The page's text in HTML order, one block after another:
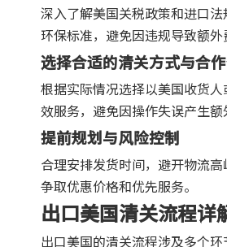
深入了解美国关税政策和进口
环保标准，避免因违规导致额外
选择合适的清关方式与合
根据实际情况选择以美国收货
效服务，避免因操作失误产生额
提前规划与风险控制
合理安排发货时间，避开物流
争取优惠价格和优先服务。
出口美国清关流程详
出口美国的清关流程涉及多个